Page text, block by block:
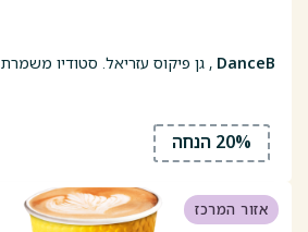
DanceB , גן פיקוס עזריאל. סטודיו משמרת
20% הנחה
אזור המרכז